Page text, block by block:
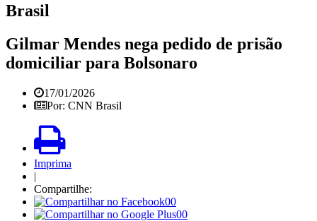
Brasil
Gilmar Mendes nega pedido de prisão
domiciliar para Bolsonaro
17/01/2026
Por: CNN Brasil
Imprima
|
Compartilhe:
00
00